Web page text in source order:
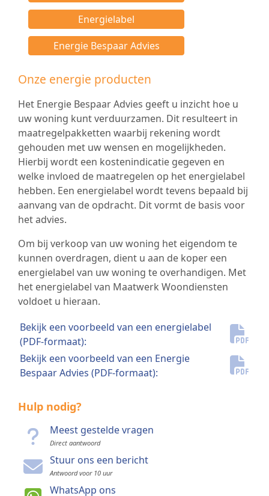
Energielabel
Energie Bespaar Advies
Onze energie producten
Het Energie Bespaar Advies geeft u inzicht hoe u
uw woning kunt verduurzamen. Dit resulteert in
maatregelpakketten waarbij rekening wordt
gehouden met uw wensen en mogelijkheden.
Hierbij wordt een kostenindicatie gegeven en
welke invloed de maatregelen op het energielabel
hebben. Een energielabel wordt tevens bepaald bij
aanvang van de opdracht. Dit vormt de basis voor
het advies.
Om bij verkoop van uw woning het eigendom te
kunnen overdragen, dient u aan de koper een
energielabel van uw woning te overhandigen. Met
het energielabel van Maatwerk Woondiensten
voldoet u hieraan.
Bekijk een voorbeeld van een energielabel
(PDF-formaat):
Bekijk een voorbeeld van een Energie
Bespaar Advies (PDF-formaat):
Hulp nodig?
Meest gestelde vragen
Direct aantwoord
Stuur ons een bericht
Antwoord voor 10 uur
WhatsApp ons